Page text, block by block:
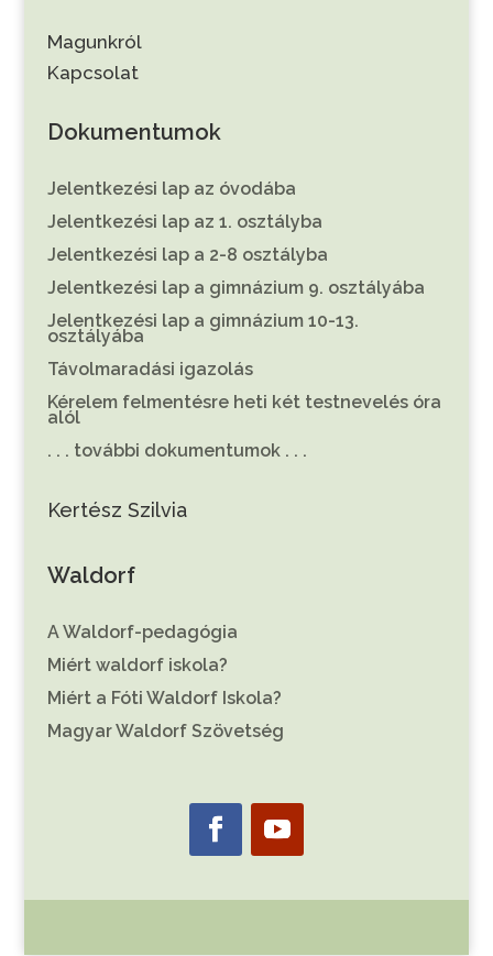
Magunkról
Kapcsolat
Dokumentumok
Jelentkezési lap az óvodába
Jelentkezési lap az 1. osztályba
Jelentkezési lap a 2-8 osztályba
Jelentkezési lap a gimnázium 9. osztályába
Jelentkezési lap a gimnázium 10-13.
osztályába
Távolmaradási igazolás
Kérelem felmentésre heti két testnevelés óra
alól
. . . további dokumentumok . . .
Kertész Szilvia
Waldorf
A Waldorf-pedagógia
Miért waldorf iskola?
Miért a Fóti Waldorf Iskola?
Magyar Waldorf Szövetség